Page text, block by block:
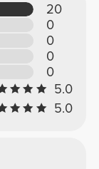
20
0
0
0
0
5.0
5.0